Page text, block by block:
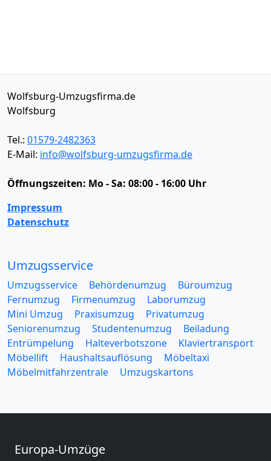
Wolfsburg-Umzugsfirma.de
Wolfsburg
Tel.: 01579-2482363
E-Mail: info@wolfsburg-umzugsfirma.de
Öffnungszeiten: Mo - Sa: 08:00 - 16:00 Uhr
Impressum
Datenschutz
Umzugsservice
Umzugsservice Behördenumzug
Büroumzug
Fernumzug
Firmenumzug
Laborumzug
Mini Umzug
Praxisumzug
Privatumzug
Seniorenumzug
Studentenumzug
Beiladung
Entrümpelung
Halteverbotszone
Klaviertransport
Möbellift
Haushaltsauflösung
Möbeltaxi
Möbelmitfahrzentrale
Umzugskartons
Europa-Umzüge